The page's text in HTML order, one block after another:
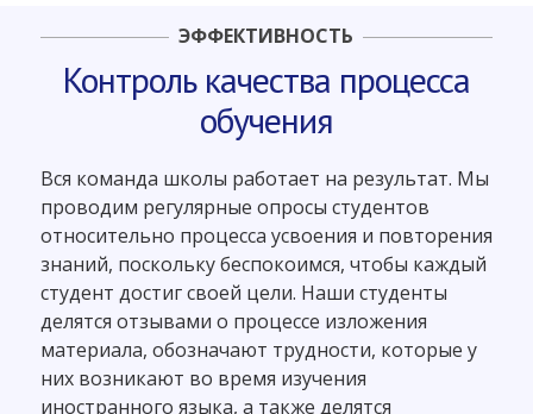
ЭФФЕКТИВНОСТЬ
Контроль качества процесса
обучения
Вся команда школы работает на результат. Мы
проводим регулярные опросы студентов
относительно процесса усвоения и повторения
знаний, поскольку беспокоимся, чтобы каждый
студент достиг своей цели. Наши студенты
делятся отзывами о процессе изложения
материала, обозначают трудности, которые у
них возникают во время изучения
иностранного языка, а также делятся